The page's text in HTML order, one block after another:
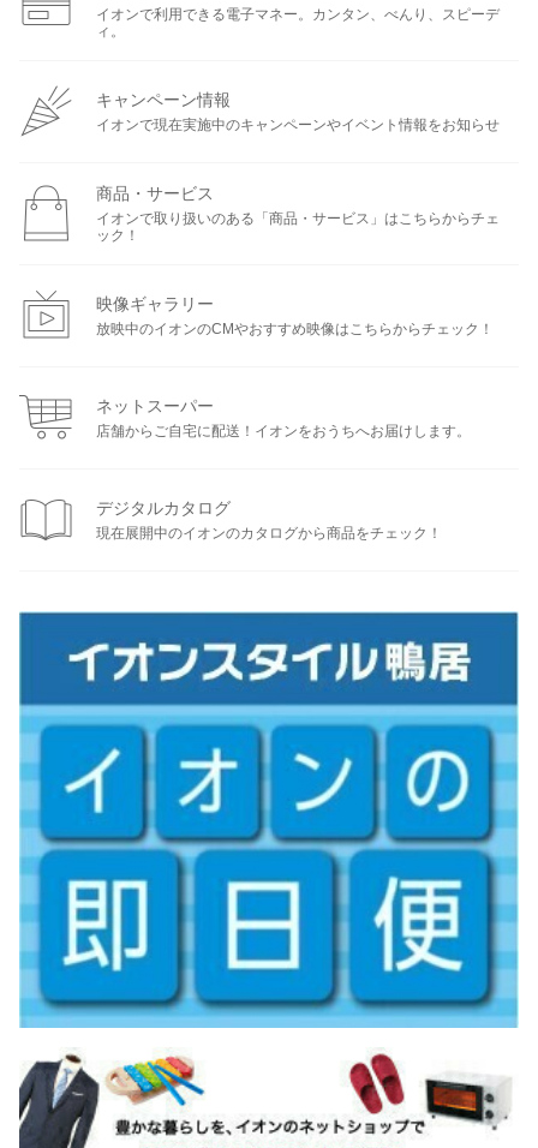
イオンで利用できる電子マネー。カンタン、べんり、スピーデ
ィ。
キャンペーン情報
イオンで現在実施中のキャンペーンやイベント情報をお知らせ
商品・サービス
イオンで取り扱いのある「商品・サービス」はこちらからチェ
ック！
映像ギャラリー
放映中のイオンのCMやおすすめ映像はこちらからチェック！
ネットスーパー
店舗からご自宅に配送！イオンをおうちへお届けします。
デジタルカタログ
現在展開中のイオンのカタログから商品をチェック！